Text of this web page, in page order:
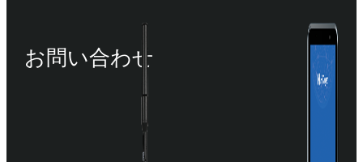
お問い合わせ